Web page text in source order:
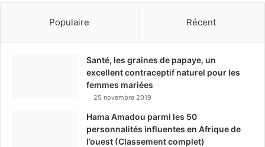
Populaire Récent
Santé, les graines de papaye, un
excellent contraceptif naturel pour les
femmes mariées
25 novembre 2019
Hama Amadou parmi les 50
personnalités influentes en Afrique de
l’ouest (Classement complet)